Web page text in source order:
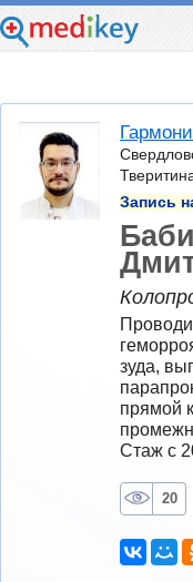
Запись
зуда,
прямой
Стаж с
20